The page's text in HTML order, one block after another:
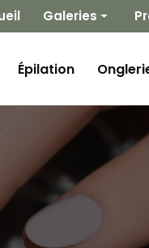
Galeries
Onglerie
Beauté du regard
Épilation